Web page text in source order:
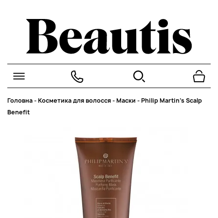
Головна-Косметика для волосся-Маски -Philip Martin’s Scalp
Benefit